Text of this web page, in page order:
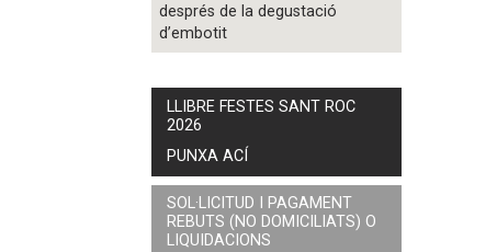
després de la degustació
d’embotit
LLIBRE FESTES SANT ROC
2026
PUNXA ACÍ
SOL·LICITUD I PAGAMENT
REBUTS (NO DOMICILIATS) O
LIQUIDACIONS